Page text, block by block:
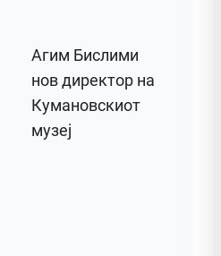
Агим Бислими
нов директор на
Кумановскиот
музеј